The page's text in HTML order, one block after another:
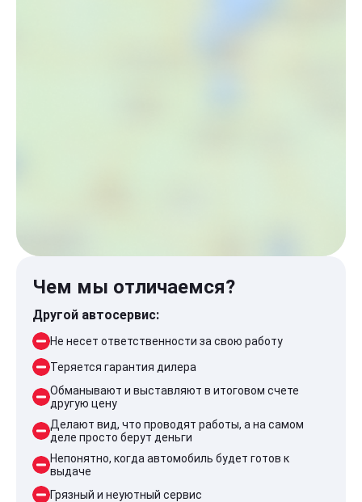
Чем мы отличаемся?
Другой автосервис:
Не несет ответственности за свою работу
Теряется гарантия дилера
Обманывают и выставляют в итоговом счете
другую цену
Делают вид, что проводят работы, а на самом
деле просто берут деньги
Непонятно, когда автомобиль будет готов к
выдаче
Грязный и неуютный сервис